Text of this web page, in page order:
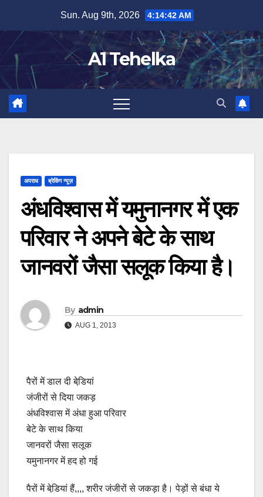
content
Sun. Aug 9th, 2026 4:14:43 AM
A1 Tehelka
अपराध ब्रेकिंग न्यूज़
अंधविश्वास में यमुनानगर में एक
परिवार ने अपने बेटे के साथ
जानवरों जैसा सलूक किया है।
By admin
AUG 1, 2013
पैरों में डाल दी बेडि़यां
जंजीरों से दिया जकड़
अंधविश्वास में अंधा हुआ परिवार
बेटे के साथ किया
जानवरों जैसा सलूक
यमुनानगर में हद हो गई
पैरों में बेडि़यां हैं,,,, शरीर जंजीरों से जकड़ा है। पेड़ों से बंधा ये